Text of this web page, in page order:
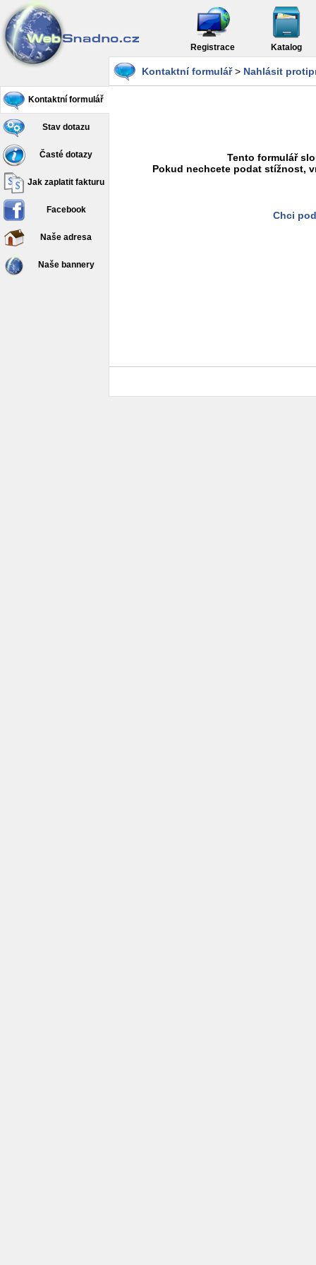
Registrace Katalog
Kontaktní formulář
Stav dotazu
Časté dotazy
Jak zaplatit fakturu
Facebook
Naše adresa
Naše bannery
Kontaktní formulář> Nahlásit
Tento formulář
Pokud nechcete podat stížnost,
Chci